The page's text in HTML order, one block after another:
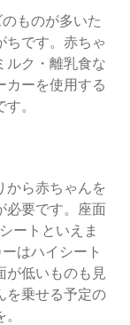
ものが多いた
ちです。赤ちゃ
ルク・離乳食な
カーを使用する
。
から赤ちゃんを
必要です。座面
ートといえま
はハイシート
が低いものも見
を乗せる予定の